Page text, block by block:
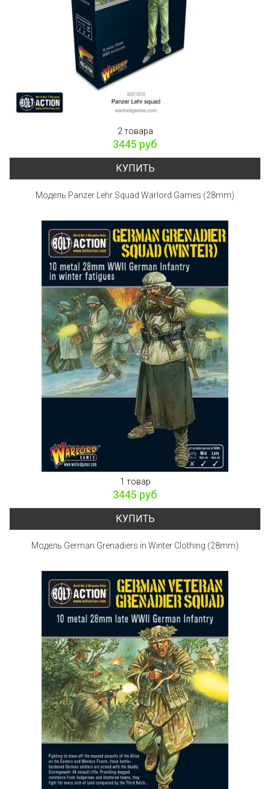
2 товара
3445 руб
КУПИТЬ
Модель Panzer Lehr Squad Warlord Games (28mm)
1 товар
3445 руб
КУПИТЬ
Модель German Grenadiers in Winter Clothing (28mm)